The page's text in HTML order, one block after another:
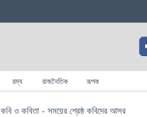
রম্য রাজনৈতিক রূপক
কবি ও কবিতা - সময়ের শ্রেষ্ঠ কবিদের আসর